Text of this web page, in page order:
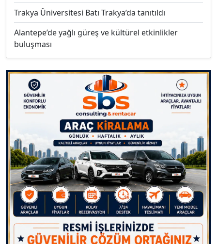
Trakya Üniversitesi Batı Trakya’da tanıtıldı
Alantepe’de yağlı güreş ve kültürel etkinlikler
buluşması